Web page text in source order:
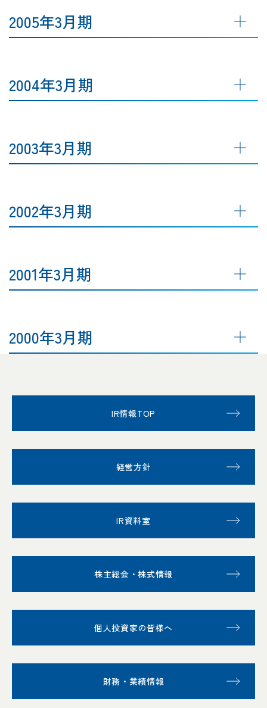
2005年3月期
2004年3月期
2003年3月期
2002年3月期
2001年3月期
2000年3月期
IR情報TOP
経営方針
IR資料室
株主総会・株式情報
個人投資家の皆様へ
財務・業績情報